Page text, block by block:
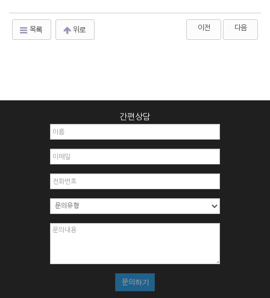
목록 위로 이전 다음
간편상담